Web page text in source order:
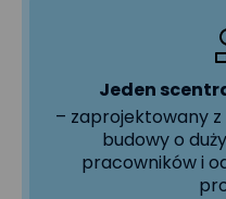
Jeden
– zaprojektowany
budowy o
pracowników i